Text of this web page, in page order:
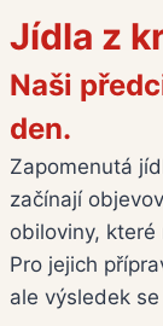
Jídla z
Naši
den.
Zapomenutá
začínají
obiloviny,
Pro jejich
ale výsledek